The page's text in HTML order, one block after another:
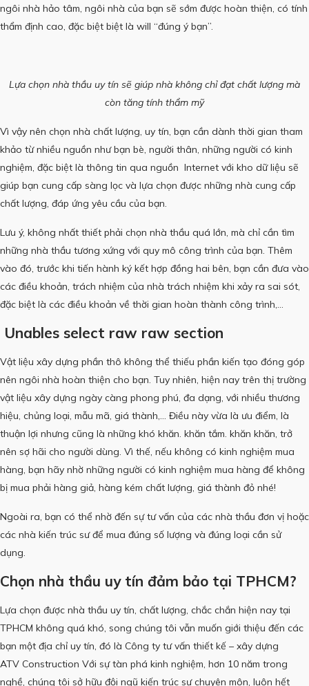
ngôi nhà hảo tâm, ngôi nhà của bạn sẽ sớm được hoàn thiện, có tính
thẩm định cao, đặc biệt biệt là will “đúng ý bạn”.
Lựa chọn nhà thầu uy tín sẽ giúp nhà không chỉ đạt chất lượng mà
còn tăng tính thẩm mỹ
Vì vậy nên chọn nhà chất lượng, uy tín, bạn cần dành thời gian tham
khảo từ nhiều nguồn như bạn bè, người thân, những người có kinh
nghiệm, đặc biệt là thông tin qua nguồn Internet với kho dữ liệu sẽ
giúp bạn cung cấp sàng lọc và lựa chọn được những nhà cung cấp
chất lượng, đáp ứng yêu cầu của bạn.
Lưu ý, không nhất thiết phải chọn nhà thầu quá lớn, mà chỉ cần tìm
những nhà thầu tương xứng với quy mô công trình của bạn. Thêm
vào đó, trước khi tiến hành ký kết hợp đồng hai bên, bạn cần đưa vào
các điều khoản, trách nhiệm của nhà trách nhiệm khi xảy ra sai sót,
đặc biệt là các điều khoản về thời gian hoàn thành công trình,…
Unables select raw raw section
Vật liệu xây dựng phần thô không thể thiếu phần kiến ​​tạo đóng góp
nên ngôi nhà hoàn thiện cho bạn. Tuy nhiên, hiện nay trên thị trường
vật liệu xây dựng ngày càng phong phú, đa dạng, với nhiều thương
hiệu, chủng loại, mẫu mã, giá thành,… Điều này vừa là ưu điểm, là
thuận lợi nhưng cũng là những khó khăn. khăn tắm. khăn khăn, trở
nên sợ hãi cho người dùng. Vì thế, nếu không có kinh nghiệm mua
hàng, bạn hãy nhờ những người có kinh nghiệm mua hàng để không
bị mua phải hàng giả, hàng kém chất lượng, giá thành đỏ nhé!
Ngoài ra, bạn có thể nhờ đến sự tư vấn của các nhà thầu đơn vị hoặc
các nhà kiến ​​trúc sư để mua đúng số lượng và đúng loại cần sử
dụng.
Chọn nhà thầu uy tín đảm bảo tại TPHCM?
Lựa chọn được nhà thầu uy tín, chất lượng, chắc chắn hiện nay tại
TPHCM không quá khó, song chúng tôi vẫn muốn giới thiệu đến các
bạn một địa chỉ uy tín, đó là Công ty tư vấn thiết kế – xây dựng
ATV Construction Với sự tàn phá kinh nghiệm, hơn 10 năm trong
nghề, chúng tôi sở hữu đội ngũ kiến ​​trúc sư chuyên môn, luôn hết